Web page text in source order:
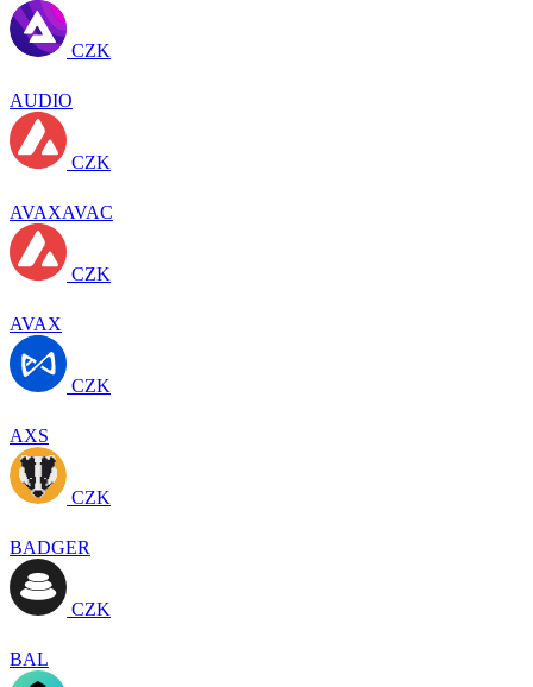
CZK
AUDIO
CZK
AVAXAVAC
CZK
AVAX
CZK
AXS
CZK
BADGER
CZK
BAL